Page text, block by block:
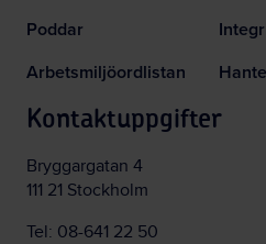
Poddar
Arbetsmiljöordlistan
Kontaktuppgifter
Bryggargatan 4
111 21 Stockholm
Tel: 08-641 22 50